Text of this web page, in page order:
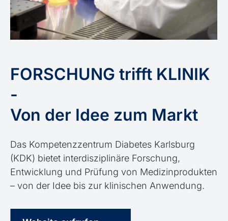
FORSCHUNG trifft KLINIK
-
Von der Idee zum Markt
Das Kompetenzzentrum Diabetes Karlsburg
(KDK) bietet interdisziplinäre Forschung,
Entwicklung und Prüfung von Medizinprodukten
– von der Idee bis zur klinischen Anwendung.